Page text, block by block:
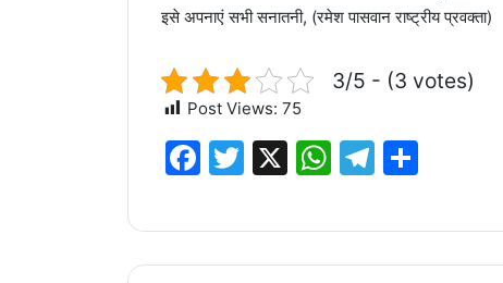
इसे अपनाएं सभी सनातनी, (रमेश पासवान राष्ट्रीय प्रवक्ता)
3/5 - (3 votes)
Post Views: 75
F
c
e
T
it
te
X
W
at
s
T
e
g
ar
e